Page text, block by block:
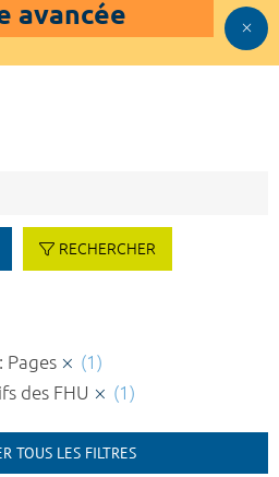
avancée
RECHERCHER
Pages
(1)
des FHU
(1)
TOUS LES FILTRES